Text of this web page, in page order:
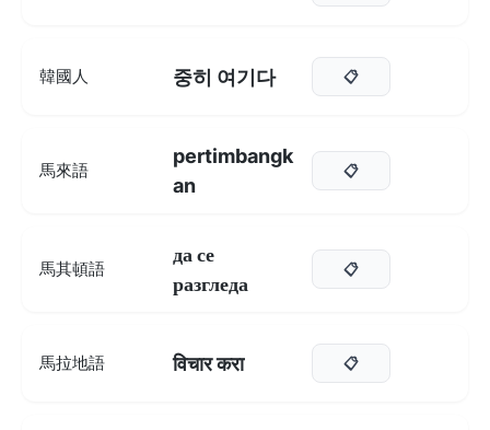
韓國人 중히 여기다 📋
馬來語
pertimbangk
an
📋
馬其頓語
да се
разгледа
📋
馬拉地語 विचार करा 📋